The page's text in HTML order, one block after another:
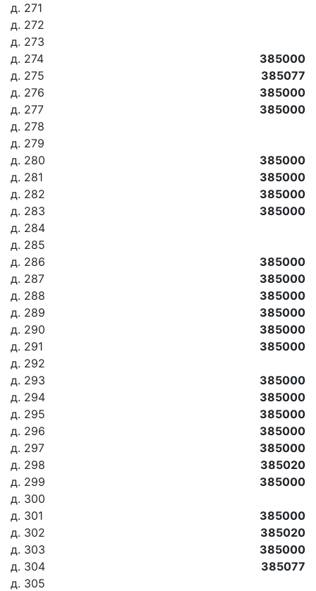
д. 271
д. 272
д. 273
д. 274
385000
д. 275
385077
д. 276
385000
д. 277
385000
д. 278
д. 279
д. 280
385000
д. 281
385000
д. 282
385000
д. 283
385000
д. 284
д. 285
д. 286
385000
д. 287
385000
д. 288
385000
д. 289
385000
д. 290
385000
д. 291
385000
д. 292
д. 293
385000
д. 294
385000
д. 295
385000
д. 296
385000
д. 297
385000
д. 298
385020
д. 299
385000
д. 300
д. 301
385000
д. 302
385020
д. 303
385000
д. 304
385077
д. 305